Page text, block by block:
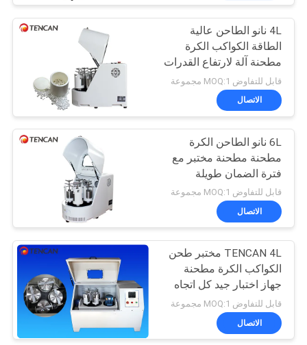
الكرة مطحنة وسائل
الإعلام
21
مسحوق آلة محطم
41
4L نانو الطاحن عالية
الطاقة الكواكب الكرة
مطحنة آلة لارتفاع القدرات
قابل للتفاوض MOQ:1 مجموعة
الاتصال
6L نانو الطاحن الكرة
مطحنة مطحنة مختبر مع
فترة الضمان طويلة
قابل للتفاوض MOQ:1 مجموعة
الاتصال
TENCAN 4L مختبر طحن
الكواكب الكرة مطحنة
جهاز اختبار جيد كل اتجاه
قابل للتفاوض MOQ:1 مجموعة
الاتصال